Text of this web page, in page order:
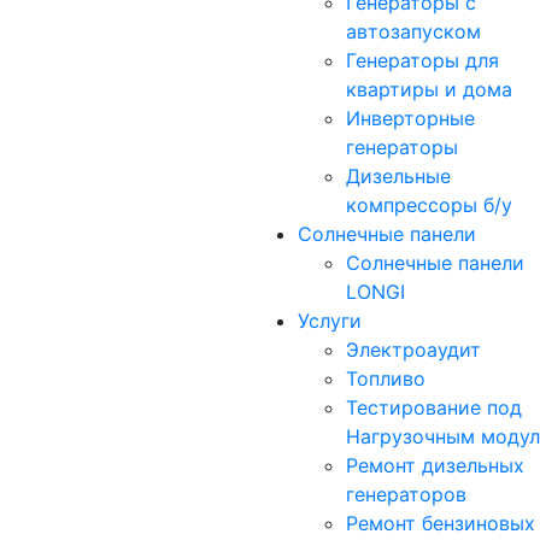
автозапуском
Генераторы для
квартиры и дома
Инверторные
генераторы
Дизельные
компрессоры б/у
Солнечные панели
Солнечные панели
LONGI
Услуги
Электроаудит
Топливо
Тестирование под
Нагрузочным
Ремонт дизельных
генераторов
Ремонт бензиновых